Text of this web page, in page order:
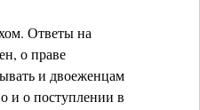
Ответы на
о праве
и двоеженцам
и о поступлении в